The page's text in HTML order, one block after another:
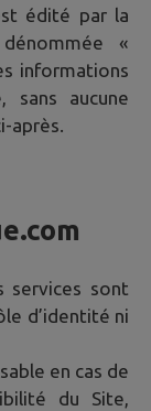
édité par la
«
informations
sans aucune
après.
services sont
d’identité ni
en cas de
du Site,